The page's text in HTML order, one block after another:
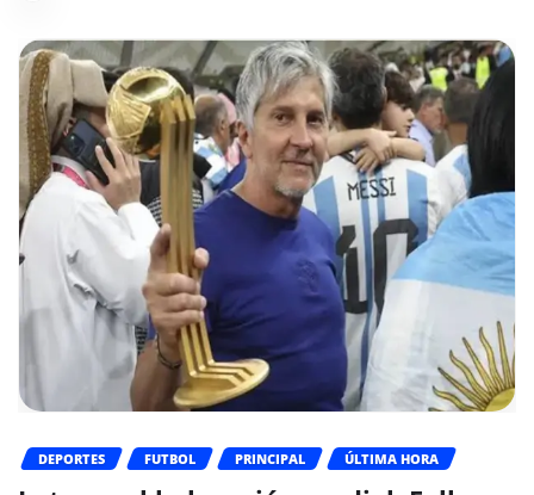
DEPORTES FUTBOL PRINCIPAL ÚLTIMA HORA